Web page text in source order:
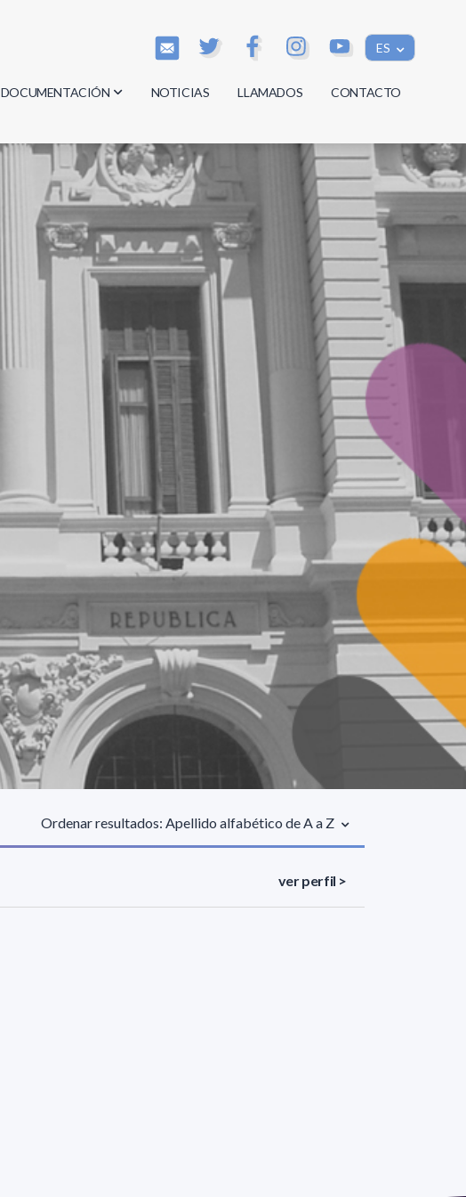
ES
DOCUMENTACIÓN
Actas
Reglamentos
Documentos
NOTICIAS LLAMADOS CONTACTO
Ordenar resultados: Apellido alfabético de A a Z
ver perfil >